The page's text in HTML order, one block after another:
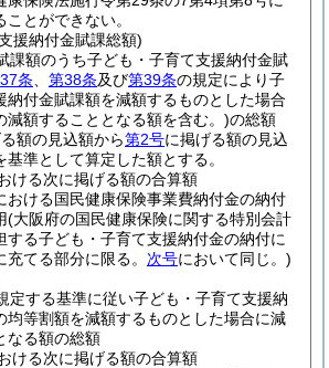
とができない。
援納付金賦課総額)
課額のうち子ども・子育て支援納付金賦
条 第38条及び第39条の規定により子
納付金賦課額を減額するものとした場合
減額することとなる額を含む。)の総額
額の見込額から第2号に掲げる額の見込
準として算定した額とする。
ける次に掲げる額の合算額
おける国民健康保険事業費納付金の納付
(大阪府の国民健康保険に関する特別会計
する子ども・子育て支援納付金の納付に
てる部分に限る。 次号において同じ。)
定する基準に従い子ども・子育て支援納
均等割額を減額するものとした場合に減
なる額の総額
ける次に掲げる額の合算額